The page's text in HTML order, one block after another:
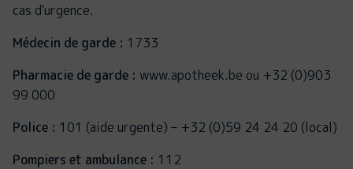
cas d'urgence.
Médecin de garde : 1733
Pharmacie de garde : www.apotheek.be ou +32 (0)903
99 000
Police : 101 (aide urgente) – +32 (0)59 24 24 20 (local)
Pompiers et ambulance : 112